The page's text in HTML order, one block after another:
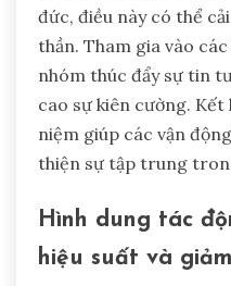
đức, điều này có thể
thần. Tham gia vào
nhóm thúc đẩy sự tin
cao sự kiên cường.
niệm giúp các vận
thiện sự tập trung
Hình dung tác
hiệu suất và